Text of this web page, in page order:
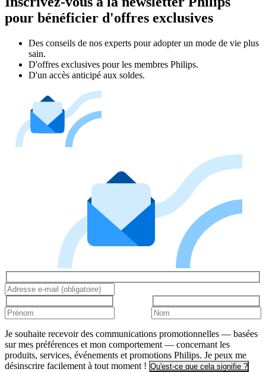
pour bénéficier d'offres exclusives
Des conseils de nos experts pour adopter un mode de vie plus
sain.
D'offres exclusives pour les membres Philips.
D'un accès anticipé aux soldes.
Je souhaite recevoir des communications promotionnelles — basées
sur mes préférences et mon comportement — concernant les
produits, services, événements et promotions Philips. Je peux me
désinscrire facilement à tout moment ! Qu'est-ce que cela signifie ?